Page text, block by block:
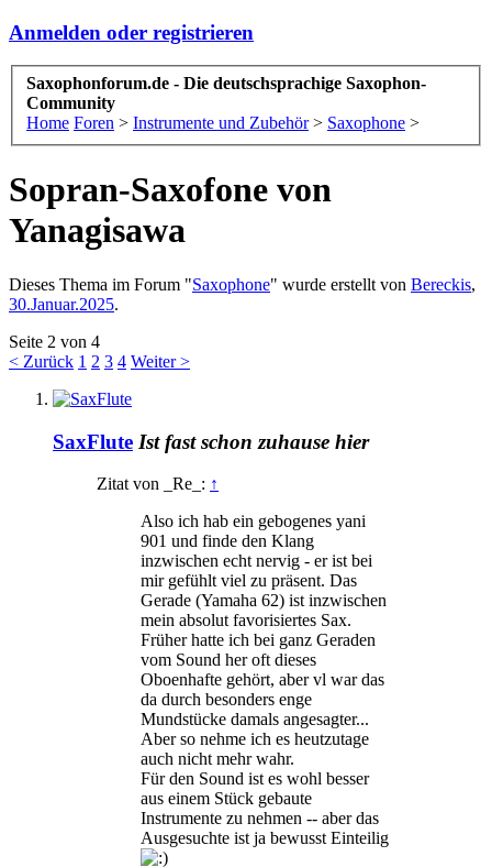
Anmelden oder registrieren
Saxophonforum.de - Die deutschsprachige Saxophon-
Community
Home Foren > Instrumente und Zubehör > Saxophone >
Sopran-Saxofone von
Yanagisawa
Dieses Thema im Forum "Saxophone" wurde erstellt von Bereckis,
30.Januar.2025.
Seite 2 von 4
< Zurück 1 2 3 4 Weiter >
SaxFlute Ist fast schon zuhause hier
Zitat von _Re_: ↑
Also ich hab ein gebogenes yani
901 und finde den Klang
inzwischen echt nervig - er ist bei
mir gefühlt viel zu präsent. Das
Gerade (Yamaha 62) ist inzwischen
mein absolut favorisiertes Sax.
Früher hatte ich bei ganz Geraden
vom Sound her oft dieses
Oboenhafte gehört, aber vl war das
da durch besonders enge
Mundstücke damals angesagter...
Aber so nehme ich es heutzutage
auch nicht mehr wahr.
Für den Sound ist es wohl besser
aus einem Stück gebaute
Instrumente zu nehmen -- aber das
Ausgesuchte ist ja bewusst Einteilig